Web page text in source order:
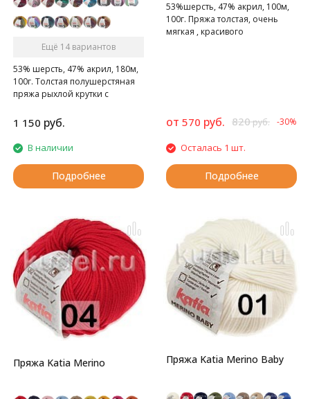
Ещё 14 вариантов
53% шерсть, 47% акрил, 180м,
100г. Толстая полушерстяная
пряжа рыхлой крутки с
переходами.
1 150 руб.
В наличии
Подробнее
53%шерсть, 47% акрил, 100м,
100г. Пряжа толстая, очень
мягкая , красивого
от 570 руб. 820руб. -30%
Осталась 1 шт.
Подробнее
Пряжа Katia Merino Пряжа Katia Merino Baby